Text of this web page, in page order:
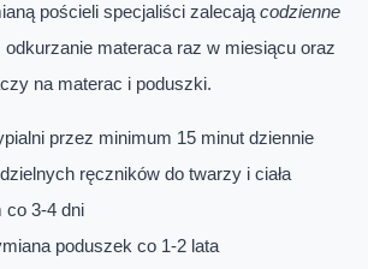
pościeli specjaliści zalecają codzienne
odkurzanie materaca raz w miesiącu oraz
na materac i poduszki.
przez minimum 15 minut dziennie
ręczników do twarzy i ciała
co 3-4 dni
poduszek co 1-2 lata